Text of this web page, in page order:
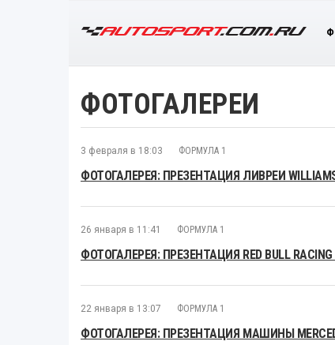
ФОТОГАЛЕРЕИ
3 февраля в 18:03 ФОРМУЛА 1
ФОТОГАЛЕРЕЯ: ПРЕЗЕНТАЦИЯ ЛИВРЕИ
26 января в 11:41 ФОРМУЛА 1
ФОТОГАЛЕРЕЯ: ПРЕЗЕНТАЦИЯ RED BULL RACING
22 января в 13:07 ФОРМУЛА 1
ФОТОГАЛЕРЕЯ: ПРЕЗЕНТАЦИЯ МАШИНЫ